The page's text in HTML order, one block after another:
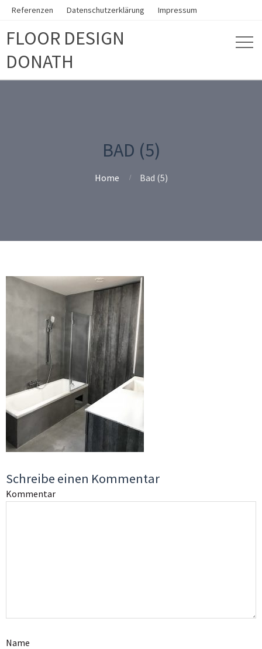
Referenzen Datenschutzerklärung Impressum
FLOOR DESIGN
DONATH
BAD (5)
Home Bad (5)
Schreibe einen Kommentar
Kommentar
Name